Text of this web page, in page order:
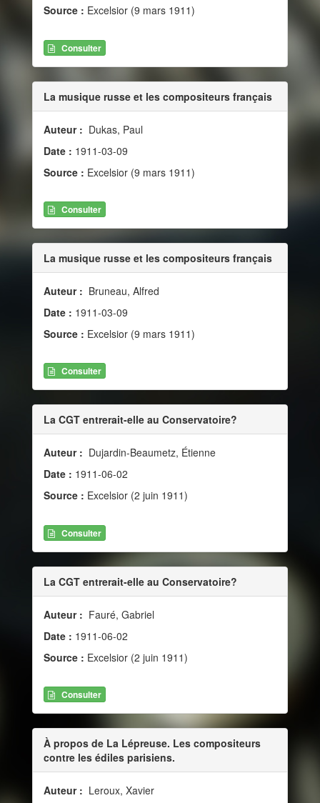
Source : Excelsior (9 mars 1911)
Consulter
La musique russe et les compositeurs français
Auteur : Dukas, Paul
Date : 1911-03-09
Source : Excelsior (9 mars 1911)
Consulter
La musique russe et les compositeurs français
Auteur : Bruneau, Alfred
Date : 1911-03-09
Source : Excelsior (9 mars 1911)
Consulter
La CGT entrerait-elle au Conservatoire?
Auteur : Dujardin-Beaumetz, Étienne
Date : 1911-06-02
Source : Excelsior (2 juin 1911)
Consulter
La CGT entrerait-elle au Conservatoire?
Auteur : Fauré, Gabriel
Date : 1911-06-02
Source : Excelsior (2 juin 1911)
Consulter
À propos de La Lépreuse. Les compositeurs
contre les édiles parisiens.
Auteur : Leroux, Xavier